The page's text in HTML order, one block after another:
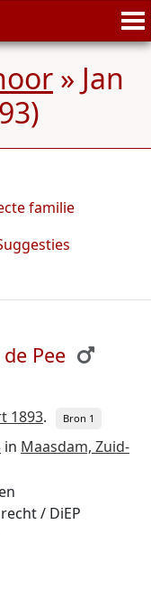
» Jan
familie
Pee
1893. Bron 1
in Maasdam, Zuid-
/ DiEP